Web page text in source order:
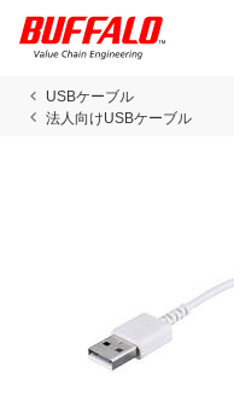
USBケーブル
法人向けUSBケーブル